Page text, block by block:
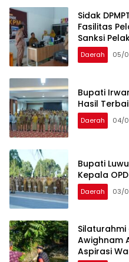
Sidak
Fasilitas
Sanksi
Daerah 05/
Bupati
Hasil
Daerah 04/
Bupati
Kepala
Daerah 03/
Silaturahmi
Awighnam
Aspirasi